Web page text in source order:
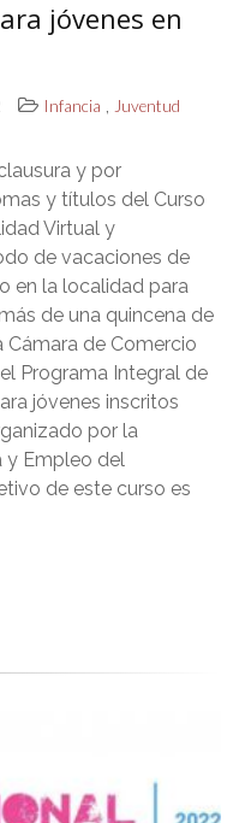
jóvenes en
Infancia , Juventud
y por
y títulos del Curso
Virtual y
de vacaciones de
en la localidad para
de una quincena de
Cámara de Comercio
Programa Integral de
jóvenes inscritos
por la
y Empleo del
de este curso es